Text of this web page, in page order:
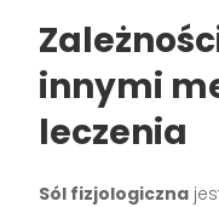
innymi
leczenia
Sól fizjologiczna